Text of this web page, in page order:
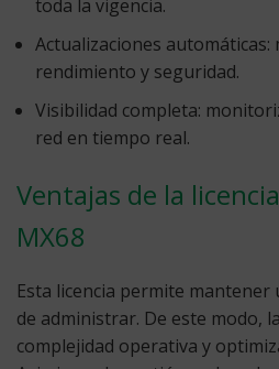
toda la vigencia.
Actualizaciones automáticas:
rendimiento y seguridad.
Visibilidad completa:
red en tiempo real.
Ventajas de la
MX68
Esta licencia permite mantener
de administrar. De este modo,
complejidad operativa y